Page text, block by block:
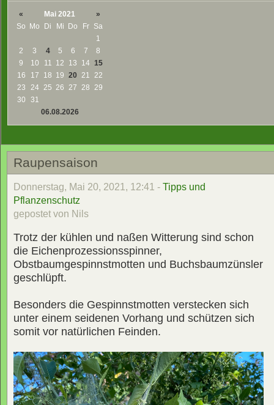
« Mai 2021
»
So Mo Di Mi Do Fr
Sa
1
2
3 4 5 6 7
8
9
10 11 12 13 14 15
16
17 18 19 20 21 22
23
24 25 26 27 28 29
30
31
06.08.2026
Raupensaison
Donnerstag, Mai 20, 2021, 12:41 - Tipps und
Pflanzenschutz
gepostet von Nils
Trotz der kühlen und naßen Witterung sind schon
die Eichenprozessionsspinner,
Obstbaumgespinnstmotten und Buchsbaumzünsler
geschlüpft.
Besonders die Gespinnstmotten verstecken sich
unter einem seidenen Vorhang und schützen sich
somit vor natürlichen Feinden.